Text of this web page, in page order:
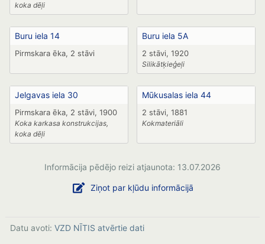
koka dēļi
Buru iela 14
Pirmskara ēka, 2 stāvi
Buru iela 5A
2 stāvi, 1920
Silikātķieģeļi
Jelgavas iela 30
Pirmskara ēka, 2 stāvi, 1900
Koka karkasa konstrukcijas,
koka dēļi
Mūkusalas iela 44
2 stāvi, 1881
Kokmateriāli
Informācija pēdējo reizi atjaunota: 13.07.2026
Ziņot par kļūdu informācijā
Datu avoti: VZD NĪTIS atvērtie dati